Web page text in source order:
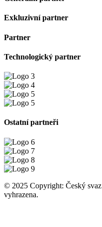
Exkluzivní partner
Partner
Technologický partner
Ostatní partneři
© 2025 Copyright: Český
vyhrazena.